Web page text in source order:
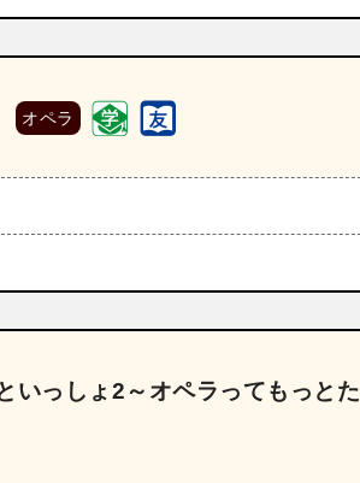
オペラ
いっしょ2～オペラってもっとた